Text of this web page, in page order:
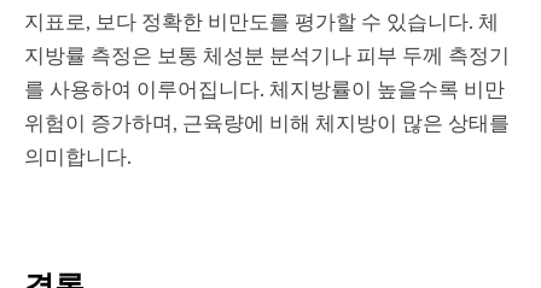
지표로, 보다 정확한 비만도를 평가할 수 있습니다. 체
지방률 측정은 보통 체성분 분석기나 피부 두께 측정기
를 사용하여 이루어집니다. 체지방률이 높을수록 비만
위험이 증가하며, 근육량에 비해 체지방이 많은 상태를
의미합니다.